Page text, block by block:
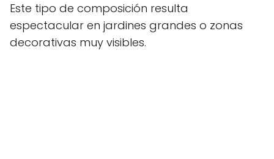
Este tipo de composición resulta
espectacular en jardines grandes o zonas
decorativas muy visibles.